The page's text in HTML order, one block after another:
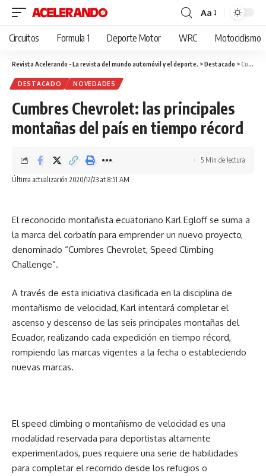
Cambiar
tamaño
fuente
Aa
Circuitos Formula 1 Deporte Motor WRC Motociclismo
Revista Acelerando - La revista del mundo automóvil y el deporte. >Destacado >Cumbres Chevrolet: las principales montañas del país en tiempo récord
DESTACADO NOVEDADES
Cumbres Chevrolet: las principales
montañas del país en tiempo récord
Última actualización 2020/12/23 at 8:51 AM
5 Min de lectura
El reconocido montañista ecuatoriano Karl Egloff se suma a
la marca del corbatín para emprender un nuevo proyecto,
denominado “Cumbres Chevrolet, Speed Climbing
Challenge”.
A través de esta iniciativa clasificada en la disciplina de
montañismo de velocidad, Karl intentará completar el
ascenso y descenso de las seis principales montañas del
Ecuador, realizando cada expedición en tiempo récord,
rompiendo las marcas vigentes a la fecha o estableciendo
nuevas marcas.
El speed climbing o montañismo de velocidad es una
modalidad reservada para deportistas altamente
experimentados, pues requiere una serie de habilidades
para completar el recorrido desde los refugios o